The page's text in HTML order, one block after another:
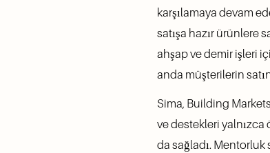
karşılamaya devam
satışa hazır ürünlere
ahşap ve demir işleri
anda müşterilerin
Sima, Building
ve destekleri yalnızca
da sağladı. Mentorluk